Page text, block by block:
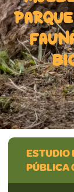
ESTUDIO
PÚBLICA